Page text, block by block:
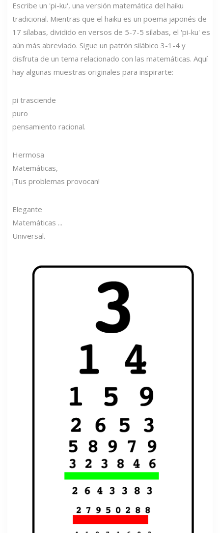
Escribe un 'pi-ku', una versión matemática del haiku
tradicional. Mientras que el haiku es un poema japonés de
17 sílabas, dividido en versos de 5-7-5 sílabas, el 'pi-ku' es
aún más abreviado. Sigue un patrón silábico 3-1-4 y
disfruta de un tema relacionado con las matemáticas. Aquí
hay algunas muestras originales para inspirarte:
pi trasciende
puro
pensamiento racional.
Hermosa
Matemáticas,
¡Tus problemas provocan!
Elegante
Matemáticas ...
Universal.